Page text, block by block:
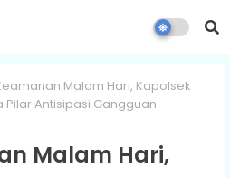
Malam Hari, Kapolsek
Antisipasi Gangguan
Malam Hari,